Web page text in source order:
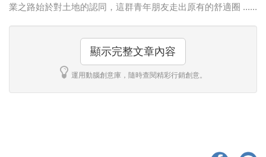
業之路始於對土地的認同，這群青年朋友走出原有的舒適圈 ......
顯示完整文章內容
運用動腦創意庫，隨時查閱精彩行銷創意。